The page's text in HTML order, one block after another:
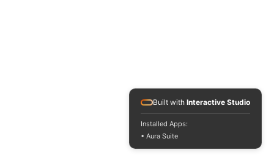
Built with Interactive Studio
Installed Apps:
• Aura Suite